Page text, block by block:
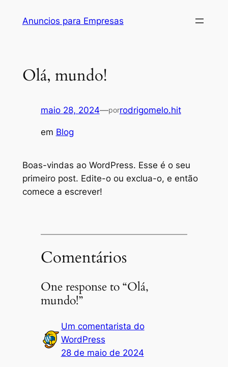
Anuncios para Empresas
Olá, mundo!
maio 28, 2024—porrodrigomelo.hit
em Blog
Boas-vindas ao WordPress. Esse é o seu
primeiro post. Edite-o ou exclua-o, e então
comece a escrever!
Comentários
One response to “Olá,
mundo!”
Um comentarista do
WordPress
28 de maio de 2024